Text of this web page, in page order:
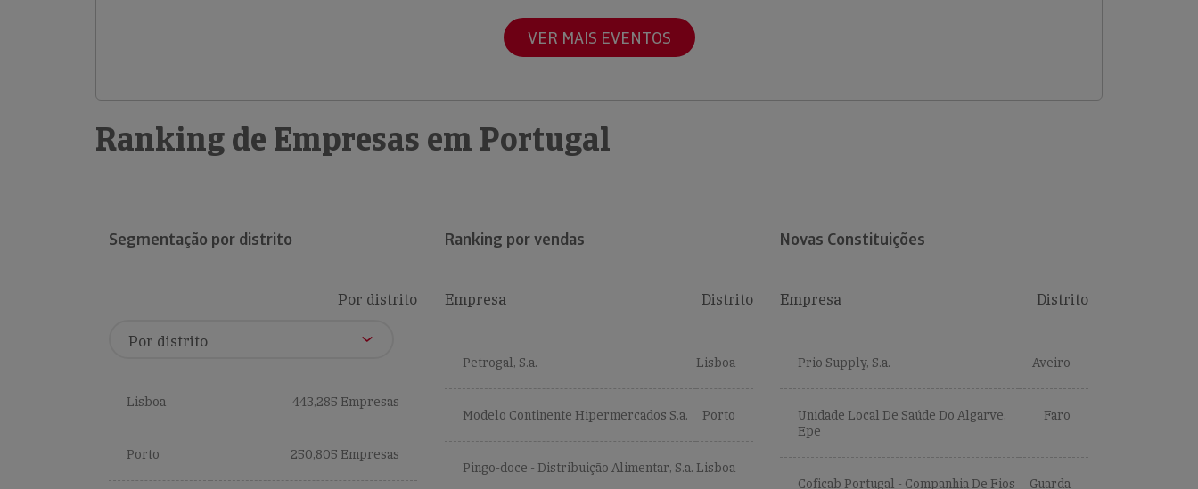
VER MAIS EVENTOS
Ranking de Empresas em Portugal
Segmentação por distrito
Por distrito
Lisboa 443,285 Empresas
Porto 250,805 Empresas
Ranking por vendas
Empresa Distrito
Petrogal, S.a. Lisboa
Modelo Continente Hipermercados S.a. Porto
Pingo-doce - Distribuição Alimentar, S.a. Lisboa
Novas Constituições
Empresa Distrito
Prio Supply, S.a. Aveiro
Unidade Local De Saúde Do Algarve,
Epe
Faro
Coficab Portugal - Companhia De Fios Guarda